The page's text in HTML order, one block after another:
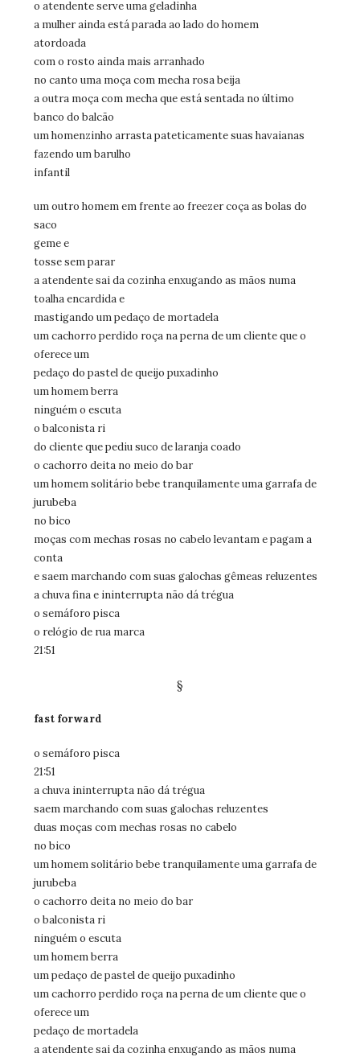
o atendente serve uma geladinha
a mulher ainda está parada ao lado do homem
atordoada
com o rosto ainda mais arranhado
no canto uma moça com mecha rosa beija
a outra moça com mecha que está sentada no último
banco do balcão
um homenzinho arrasta pateticamente suas havaianas
fazendo um barulho
infantil
um outro homem em frente ao freezer coça as bolas do
saco
geme e
tosse sem parar
a atendente sai da cozinha enxugando as mãos numa
toalha encardida e
mastigando um pedaço de mortadela
um cachorro perdido roça na perna de um cliente que o
oferece um
pedaço do pastel de queijo puxadinho
um homem berra
ninguém o escuta
o balconista ri
do cliente que pediu suco de laranja coado
o cachorro deita no meio do bar
um homem solitário bebe tranquilamente uma garrafa de
jurubeba
no bico
moças com mechas rosas no cabelo levantam e pagam a
conta
e saem marchando com suas galochas gêmeas reluzentes
a chuva fina e ininterrupta não dá trégua
o semáforo pisca
o relógio de rua marca
21:51
§
fast forward
o semáforo pisca
21:51
a chuva ininterrupta não dá trégua
saem marchando com suas galochas reluzentes
duas moças com mechas rosas no cabelo
no bico
um homem solitário bebe tranquilamente uma garrafa de
jurubeba
o cachorro deita no meio do bar
o balconista ri
ninguém o escuta
um homem berra
um pedaço de pastel de queijo puxadinho
um cachorro perdido roça na perna de um cliente que o
oferece um
pedaço de mortadela
a atendente sai da cozinha enxugando as mãos numa